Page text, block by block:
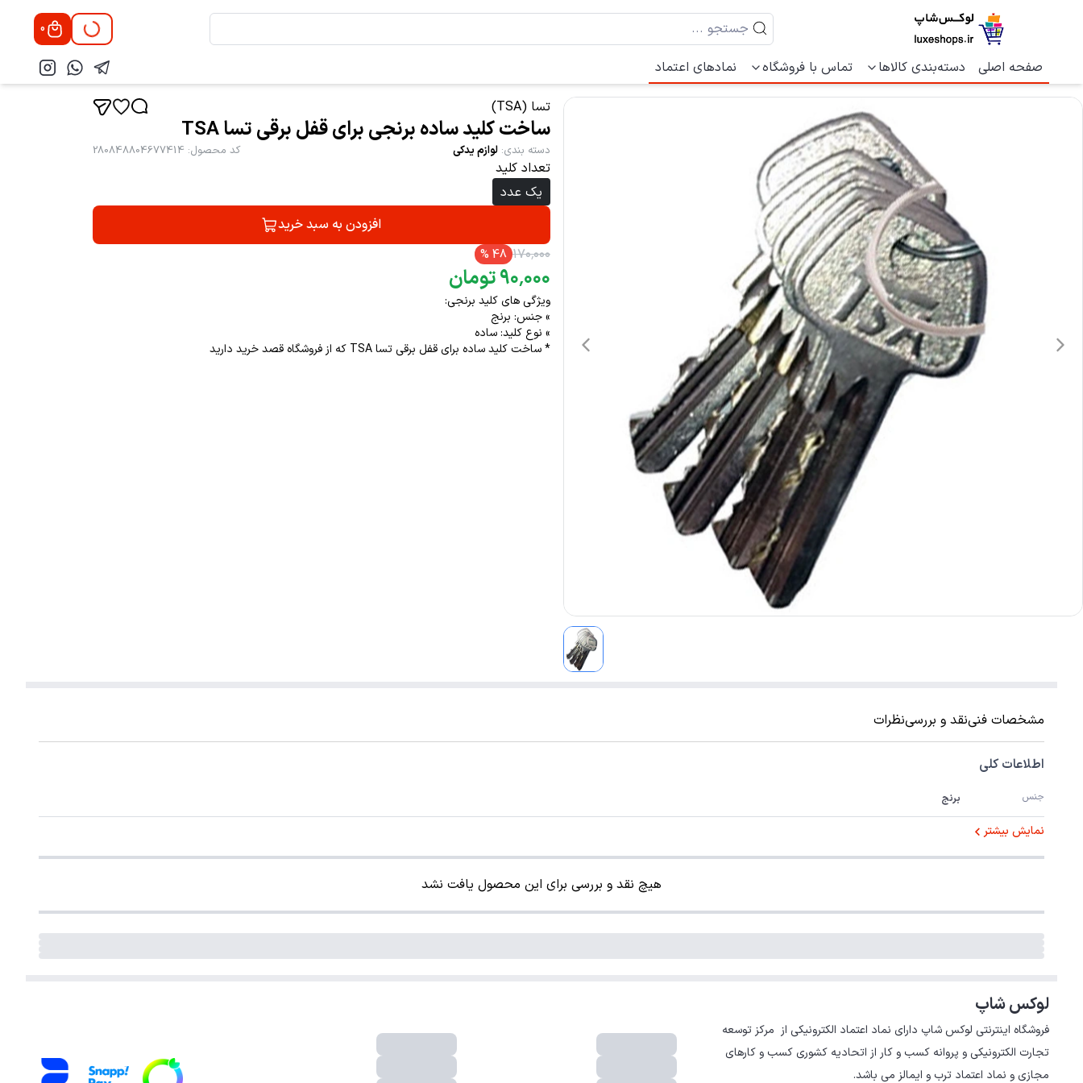
0
صفحه اصلی دسته‌بندی کالاها تماس با فروشگاه نمادهای اعتماد
تسا (TSA)
ساخت کلید ساده برنجی برای قفل برقی تسا TSA
دسته بندی: لوازم یدکی کد محصول:
280848804677414
تعداد کلید
یک عدد
افزودن به سبد خرید
۱۷۰٬۰۰۰ 48
%
۹۰٬۰۰۰ تومان
ویژگی های کلید برنجی:
» جنس: برنج
» نوع کلید: ساده
* ساخت کلید ساده برای قفل برقی تسا TSA که از فروشگاه قصد خرید دارید
مشخصات فنینقد و بررسینظرات
اطلاعات کلی
جنس برنج
نمایش بیشتر
هیچ نقد و بررسی برای این محصول یافت نشد
لوکس شاپ
مجازی و نماد اعتماد ترب و ایمالز می باشد.